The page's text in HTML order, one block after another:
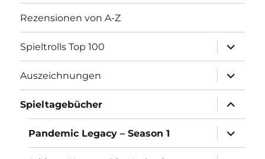
Rezensionen von A-Z
Spieltrolls Top 100
öffnen
Auszeichnungen
öffnen
Spieltagebücher
öffnen
Pandemic Legacy – Season 1
öffnen